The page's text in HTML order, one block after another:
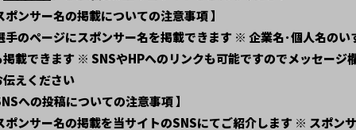
ポンサー名の掲載についての注意事項 】
手のページにスポンサー名を掲載できます ※ 企業名･個人名のい
掲載できます ※ SNSやHPへのリンクも可能ですのでメッセージ
伝えください
への投稿についての注意事項 】
ポンサー名の掲載を当サイトのSNSにてご紹介します ※ スポン